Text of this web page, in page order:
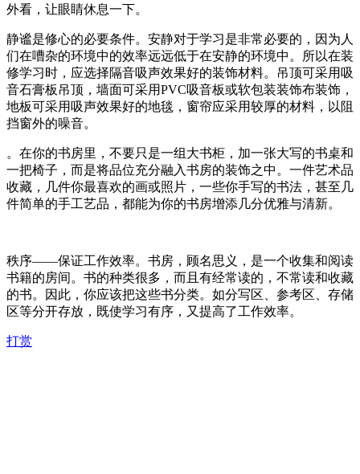
外看，让眼睛休息一下。
静谧是修心的必要条件。安静对于学习是非常必要的，因为人
们在嘈杂的环境中的效率远远低于在安静的环境中。所以在装
修学习时，应选择隔音吸声效果好的装饰材料。吊顶可采用吸
音石膏板吊顶，墙面可采用PVC吸音板或软包装装饰布装饰，
地板可采用吸声效果好的地毯，窗帘应采用较厚的材料，以阻
挡窗外的噪音。
。在你的书房里，不要只是一组大书柜，加一张大写的书桌和
一把椅子，而是将品位充分融入书房的装饰之中。一件艺术品
收藏，几件你最喜欢的画或照片，一些你手写的书法，甚至几
件简单的手工艺品，都能为你的书房增添几分优雅与清新。
秩序——保证工作效率。书房，顾名思义，是一个收集和阅读
书籍的房间。书的种类很多，而且有经常读的，不常读和收藏
的书。因此，你应该把这些书分类。如分写区、参考区、存储
区等分开存放，既使学习有序，又提高了工作效率。
打赏